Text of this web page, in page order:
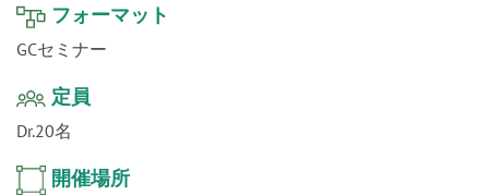
フォーマット
GCセミナー
定員
Dr.20名
開催場所